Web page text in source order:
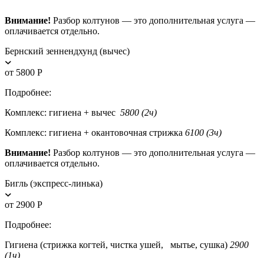
Внимание! Разбор колтунов — это дополнительная услуга —
оплачивается отдельно.
Бернский зеннендхунд (вычес)
от 5800 Р
Подробнее:
Комплекс: гигиена + вычес 5800 (2ч)
Комплекс: гигиена + окантовочная стрижка 6100 (3ч)
Внимание! Разбор колтунов — это дополнительная услуга —
оплачивается отдельно.
Бигль (экспресс-линька)
от 2900 Р
Подробнее:
Гигиена (стрижка когтей, чистка ушей, мытье, сушка) 2900
(1ч)